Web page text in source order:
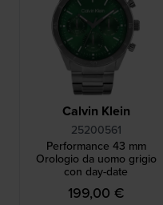
Calvin Klein
25200561
Performance 43 mm
Orologio da uomo grigio
con day-date
199,00 €